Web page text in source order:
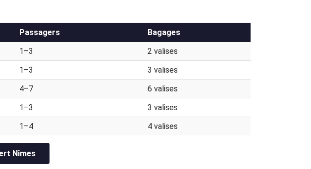
Passagers
Bagages
1–3
2 valises
1–3
3 valises
4–7
6 valises
1–3
3 valises
1–4 4 valises
Nîmes